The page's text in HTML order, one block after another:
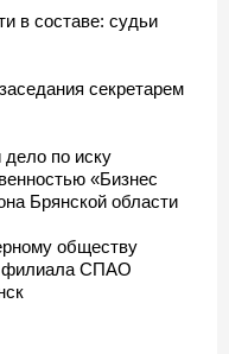
в составе: судьи
секретарем
дело по иску
«Бизнес
Брянской области
обществу
филиала СПАО